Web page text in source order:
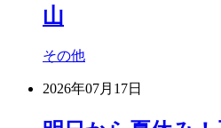
山
その他
2026年07月17日